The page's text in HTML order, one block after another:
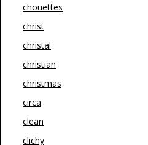
chouettes
christ
christal
christian
christmas
circa
clean
clichy